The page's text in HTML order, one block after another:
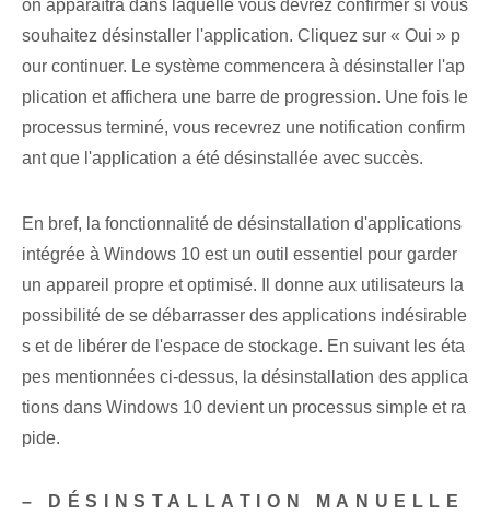
on apparaîtra dans laquelle vous devrez confirmer si vous
souhaitez désinstaller l'application. Cliquez⁢ sur « Oui » p
our continuer. Le système commencera à désinstaller l'ap
plication et affichera une barre de progression. Une fois le
processus terminé, vous recevrez une notification confirm
ant que l'application a été désinstallée avec succès.
En bref, la fonctionnalité de désinstallation d'applications
intégrée à Windows 10 est un outil essentiel pour garder
un appareil propre et optimisé. Il donne aux utilisateurs la
possibilité de se débarrasser des applications indésirable
s et de libérer de l'espace de stockage. En suivant les éta
pes mentionnées ci-dessus, la désinstallation des applica
tions dans Windows 10 devient un processus simple et ra
pide.
– DÉSINSTALLATION MANUELLE